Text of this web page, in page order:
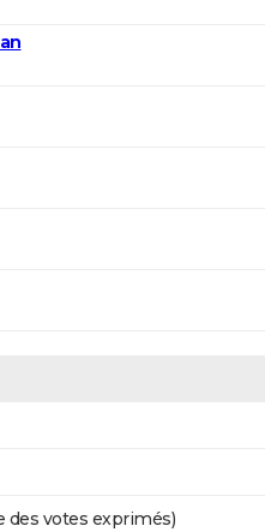
des votes exprimés)